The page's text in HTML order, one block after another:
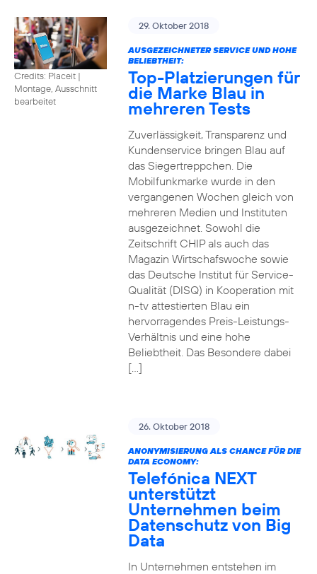
Credits: Placeit |
Montage, Ausschnitt
bearbeitet
29. Oktober 2018
AUSGEZEICHNETER SERVICE UND HOHE
BELIEBTHEIT:
Top-Platzierungen für
die Marke Blau in
mehreren Tests
Zuverlässigkeit, Transparenz und
Kundenservice bringen Blau auf
das Siegertreppchen. Die
Mobilfunkmarke wurde in den
vergangenen Wochen gleich von
mehreren Medien und Instituten
ausgezeichnet. Sowohl die
Zeitschrift CHIP als auch das
Magazin Wirtschafswoche sowie
das Deutsche Institut für Service-
Qualität (DISQ) in Kooperation mit
n-tv attestierten Blau ein
hervorragendes Preis-Leistungs-
Verhältnis und eine hohe
Beliebtheit. Das Besondere dabei
[…]
26. Oktober 2018
ANONYMISIERUNG ALS CHANCE FÜR DIE
DATA ECONOMY:
Telefónica NEXT
unterstützt
Unternehmen beim
Datenschutz von Big
Data
In Unternehmen entstehen im